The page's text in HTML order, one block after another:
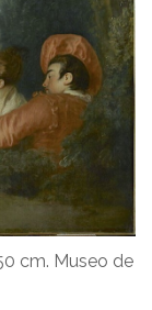
cm. Museo de